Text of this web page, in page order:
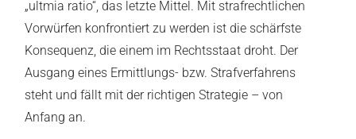
„ultmia ratio“, das letzte Mittel. Mit strafrechtlichen
Vorwürfen konfrontiert zu werden ist die schärfste
Konsequenz, die einem im Rechtsstaat droht. Der
Ausgang eines Ermittlungs- bzw. Strafverfahrens
steht und fällt mit der richtigen Strategie – von
Anfang an.